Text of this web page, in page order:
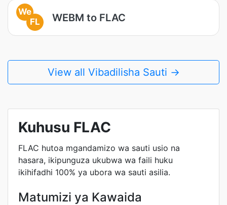
We
FL
WEBM to FLAC
View all Vibadilisha Sauti →
Kuhusu FLAC
FLAC hutoa mgandamizo wa sauti usio na
hasara, ikipunguza ukubwa wa faili huku
ikihifadhi 100% ya ubora wa sauti asilia.
Matumizi ya Kawaida